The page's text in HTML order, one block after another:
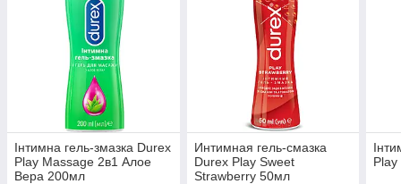
Інтимна гель-змазка Durex
Play Massage 2в1 Алое
Вера 200мл
Интимная гель-смазка
Durex Play Sweet
Strawberry 50мл